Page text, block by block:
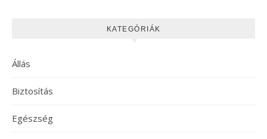
KATEGÓRIÁK
Állás
Biztosítás
Egészség